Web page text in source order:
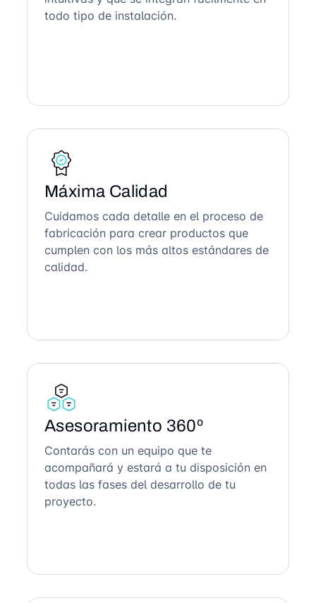
todo tipo de instalación.
Máxima Calidad
Cuidamos cada detalle en el proceso de
fabricación para crear productos que
cumplen con los más altos estándares de
calidad.
Asesoramiento 360º
Contarás con un equipo que te
acompañará y estará a tu disposición en
todas las fases del desarrollo de tu
proyecto.